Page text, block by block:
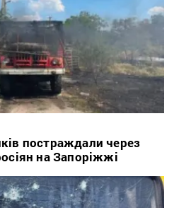
постраждали через
на Запоріжжі